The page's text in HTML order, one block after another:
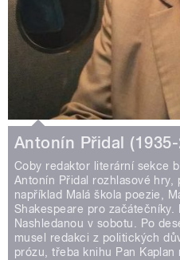
Antonín Přidal (1935-
Coby redaktor literární sekce
Antonín Přidal rozhlasové hry,
například Malá škola poezie,
Shakespeare pro
Nashledanou v sobotu. Po
musel redakci z politických
prózu, třeba knihu Pan Kaplan